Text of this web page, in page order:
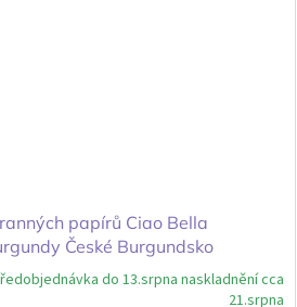
papírů Ciao Bella
České Burgundsko
do 13.srpna naskladnění cca
21.srpna